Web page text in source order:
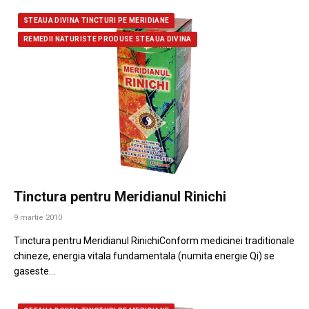
STEAUA DIVINA TINCTURI PE MERIDIANE
REMEDII NATURISTE PRODUSE STEAUA DIVINA
Tinctura pentru Meridianul Rinichi
9 martie 2010
Tinctura pentru Meridianul RinichiConform medicinei traditionale
chineze, energia vitala fundamentala (numita energie Qi) se
gaseste…